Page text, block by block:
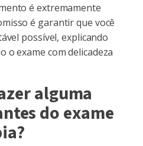
é extremamente
é garantir que você
possível, explicando
o exame com delicadeza
alguma
do exame